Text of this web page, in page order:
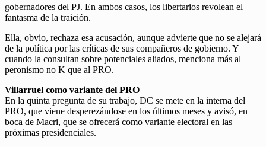
gobernadores del PJ. En ambos casos, los libertarios revolean el
fantasma de la traición.
Ella, obvio, rechaza esa acusación, aunque advierte que no se alejará
de la política por las críticas de sus compañeros de gobierno. Y
cuando la consultan sobre potenciales aliados, menciona más al
peronismo no K que al PRO.
Villarruel como variante del PRO
En la quinta pregunta de su trabajo, DC se mete en la interna del
PRO, que viene desperezándose en los últimos meses y avisó, en
boca de Macri, que se ofrecerá como variante electoral en las
próximas presidenciales.